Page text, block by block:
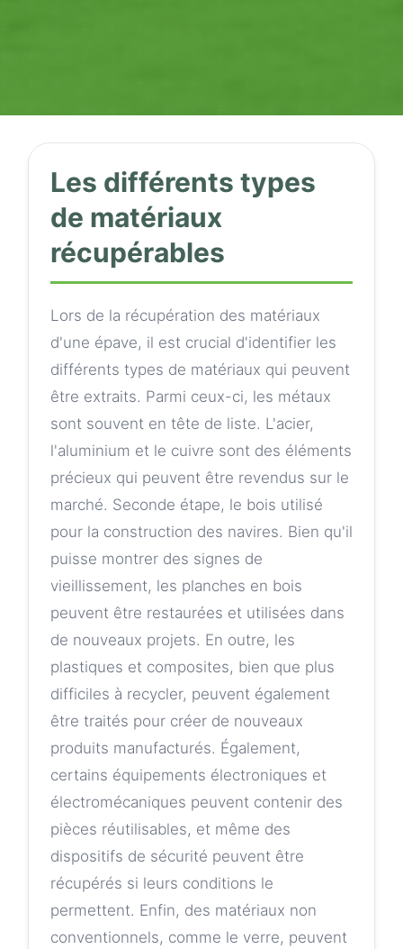
Les différents types
de matériaux
récupérables
Lors de la récupération des matériaux
d'une épave, il est crucial d'identifier les
différents types de matériaux qui peuvent
être extraits. Parmi ceux-ci, les métaux
sont souvent en tête de liste. L'acier,
l'aluminium et le cuivre sont des éléments
précieux qui peuvent être revendus sur le
marché. Seconde étape, le bois utilisé
pour la construction des navires. Bien qu'il
puisse montrer des signes de
vieillissement, les planches en bois
peuvent être restaurées et utilisées dans
de nouveaux projets. En outre, les
plastiques et composites, bien que plus
difficiles à recycler, peuvent également
être traités pour créer de nouveaux
produits manufacturés. Également,
certains équipements électroniques et
électromécaniques peuvent contenir des
pièces réutilisables, et même des
dispositifs de sécurité peuvent être
récupérés si leurs conditions le
permettent. Enfin, des matériaux non
conventionnels, comme le verre, peuvent